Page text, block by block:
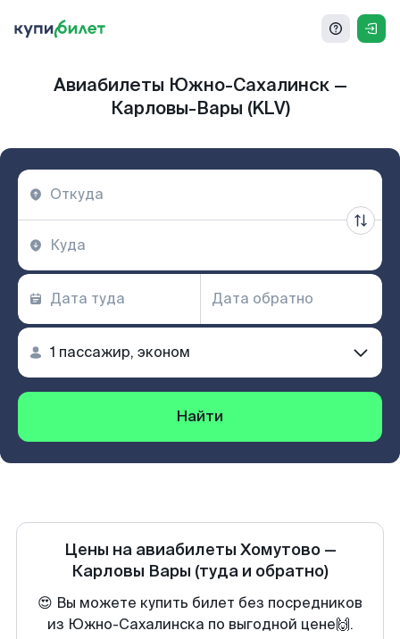
Авиабилеты Южно-Сахалинск —
Карловы-Вары (KLV)
Найти
Цены на авиабилеты Хомутово—
Карловы Вары (туда и обратно)
😍 Вы можете купить билет без посредников
из Южно-Сахалинска по выгодной цене🙌.